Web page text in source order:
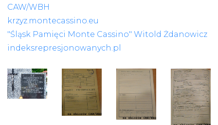
CAW/WBH
krzyz.montecassino.eu
"Śląsk Pamięci Monte Cassino" Witold Żdanowicz
indeksrepresjonowanych.pl